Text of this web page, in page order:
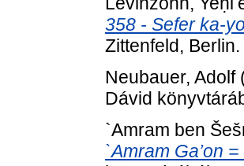
358 - Sefer ka-
Zittenfeld, Berlin.
Neubauer, Adolf
Dávid
`Amram ben
`Amram Ga’on